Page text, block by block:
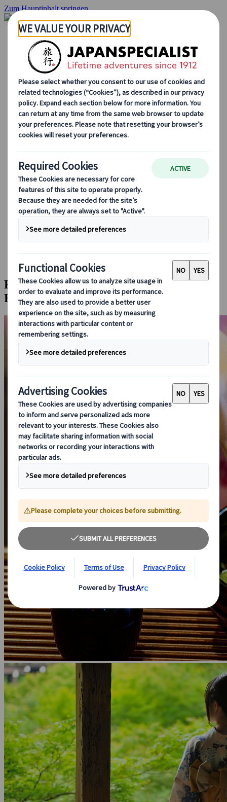
Zum Hauptinhalt springen
Startseite
Rundreisen
Individuelle Reisen
Gruppenreisen
Selbstfahrerreisen
Ausflüge
Massgeschneiderte Gruppenreisen
Japan Rail Pass
Wie wir arbeiten
Über uns
Treffen Sie unser Team
Werden Sie Teil unseres Teams
Saisonale Reisetipps
Highlights des Reiseziels
Kulturelle Einblicke
Kulinarische Erlebnisse
Entdecke Japan mit dem Zug
Häufig gestellte Fragen
Wichtige Informationen
Etikette in Japan
Autofahren in Japan
Bei uns buchen
Japan Rail Pass
Unterkunft
Online-Beratung
Kyoto: Teezeremonie und Kimono-
Erlebnis